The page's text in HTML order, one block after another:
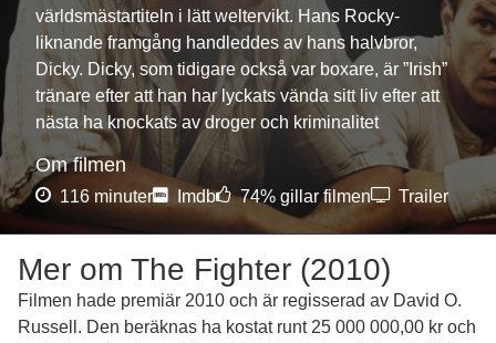
Sport
Streaming
Sök
världsmästartiteln i lätt weltervikt. Hans Rocky-
liknande framgång handleddes av hans halvbror,
Dicky. Dicky, som tidigare också var boxare, är ”Irish”
tränare efter att han har lyckats vända sitt liv efter att
nästa ha knockats av droger och kriminalitet
Om filmen
116 minuter Imdb 74% gillar filmen Trailer
Mer om The Fighter (2010)
Filmen hade premiär 2010 och är regisserad av David O.
Russell. Den beräknas ha kostat runt 25 000 000,00 kr och